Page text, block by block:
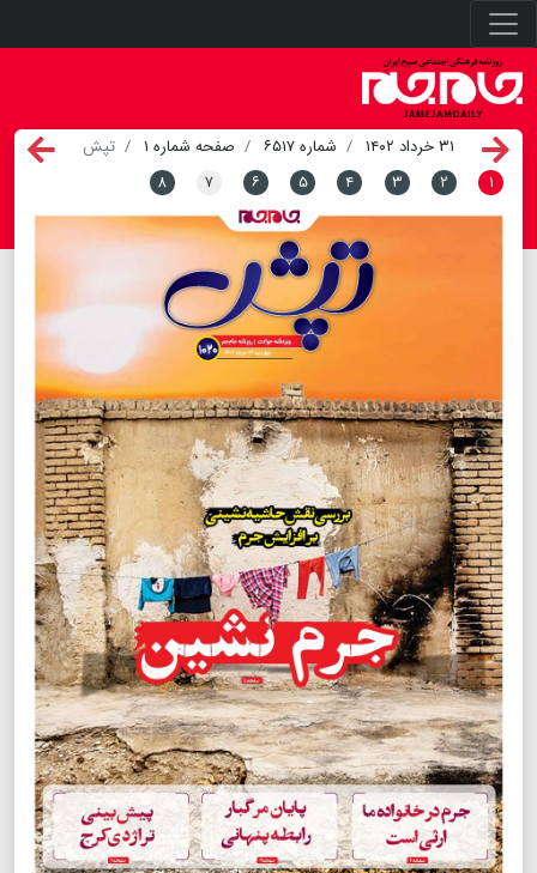
۳۱ خرداد ۱۴۰۲ شماره ۶۵۱۷ صفحه شماره ۱
تپش
۱
۲ ۳ ۴ ۵ ۶ ۷ ۸